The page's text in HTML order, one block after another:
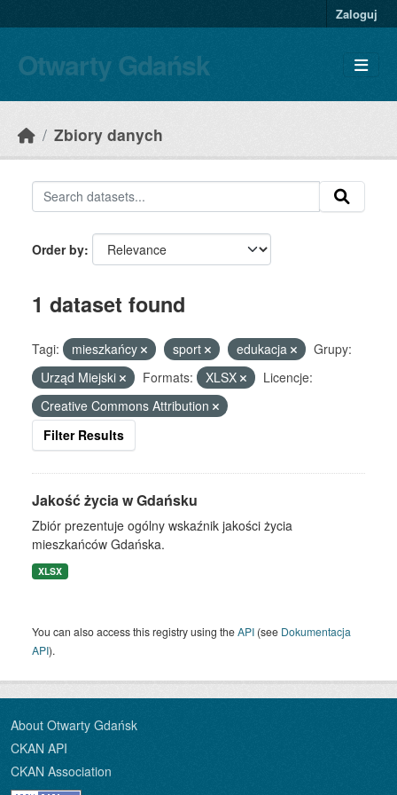
Zaloguj
Otwarty Gdańsk
Zbiory danych
Order by
1 dataset found
Tagi: mieszkańcy sport edukacja
Grupy:
Urząd Miejski
Formats: XLSX
Licencje:
Creative Commons Attribution
Filter Results
Jakość życia w Gdańsku
Zbiór prezentuje ogólny wskaźnik jakości życia
mieszkańców Gdańska.
XLSX
You can also access this registry using theAPI (see Dokumentacja
API).
About Otwarty Gdańsk
CKAN API
CKAN Association